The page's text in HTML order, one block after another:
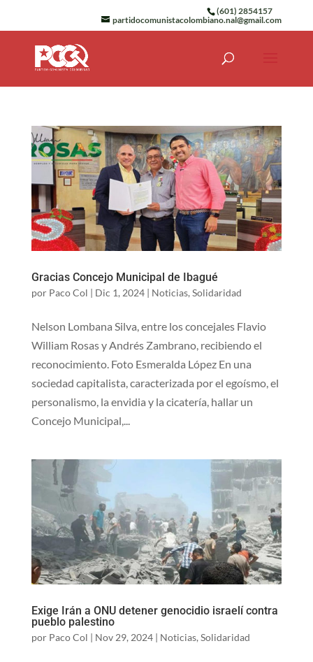
(601) 2854157
partidocomunistacolombiano.nal@gmail.com
Gracias Concejo Municipal de Ibagué
por Paco Col | Dic 1, 2024| Noticias, Solidaridad
Nelson Lombana Silva, entre los concejales Flavio
William Rosas y Andrés Zambrano, recibiendo el
reconocimiento. Foto Esmeralda López En una
sociedad capitalista, caracterizada por el egoísmo, el
personalismo, la envidia y la cicatería, hallar un
Concejo Municipal,...
Exige Irán a ONU detener genocidio israelí contra
pueblo palestino
por Paco Col | Nov 29, 2024| Noticias, Solidaridad